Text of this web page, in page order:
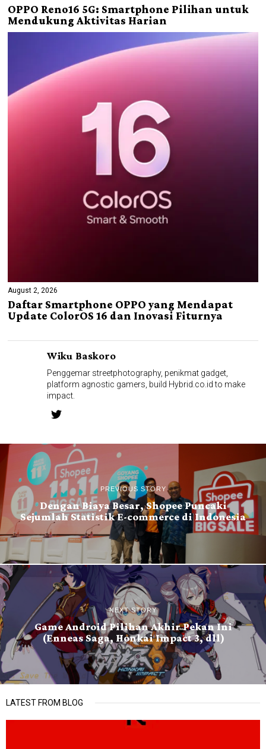
OPPO Reno16 5G: Smartphone Pilihan untuk
Mendukung Aktivitas Harian
August 2, 2026
Daftar Smartphone OPPO yang Mendapat
Update ColorOS 16 dan Inovasi Fiturnya
Wiku Baskoro
Penggemar streetphotography, penikmat gadget,
platform agnostic gamers, build Hybrid.co.id to make
impact.
PREVIOUS STORY
Dengan Biaya Besar, Shopee Puncaki
Sejumlah Statistik E-commerce di Indonesia
NEXT STORY
Game Android Pilihan Akhir Pekan Ini
(Enneas Saga, Honkai Impact 3, dll)
LATEST FROM BLOG